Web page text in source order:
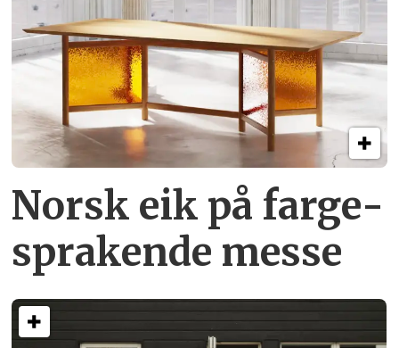
Norsk eik på farge­
sprakende messe